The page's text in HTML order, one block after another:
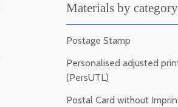
Materials by category
Postage Stamp
Personalised adjusted
(PersUTL)
Postal Card without